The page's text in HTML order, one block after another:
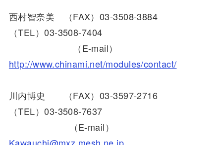
西村智奈美 （FAX）03-3508-3884
（TEL）03-3508-7404
（E-mail）
http://www.chinami.net/modules/contact/
川内博史 （FAX）03-3597-2716
（TEL）03-3508-7637
（E-mail）